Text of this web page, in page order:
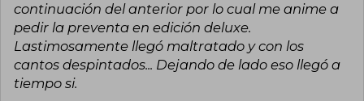
Inspired by her love for video games, ancient
myths, and fantasy literature, Carissa Broadbent
constructs plots that invite reflection on
humanity even in the most magical contexts.
continuación del anterior por lo cual me anime a
pedir la preventa en edición deluxe.
Lastimosamente llegó maltratado y con los
cantos despintados... Dejando de lado eso llegó a
tiempo si.